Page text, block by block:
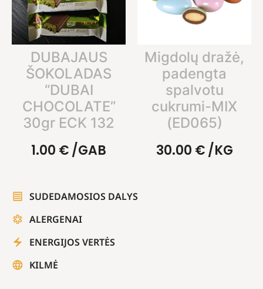
DUBAJAUS
ŠOKOLADAS
“DUBAI
CHOCOLATE”
30gr ECK 132
1.00 €/GAB
Migdolų dražė,
padengta
spalvotu
cukrumi-MIX
(ED065)
30.00 €/KG
SUDEDAMOSIOS DALYS
ALERGENAI
ENERGIJOS VERTĖS
KILMĖ